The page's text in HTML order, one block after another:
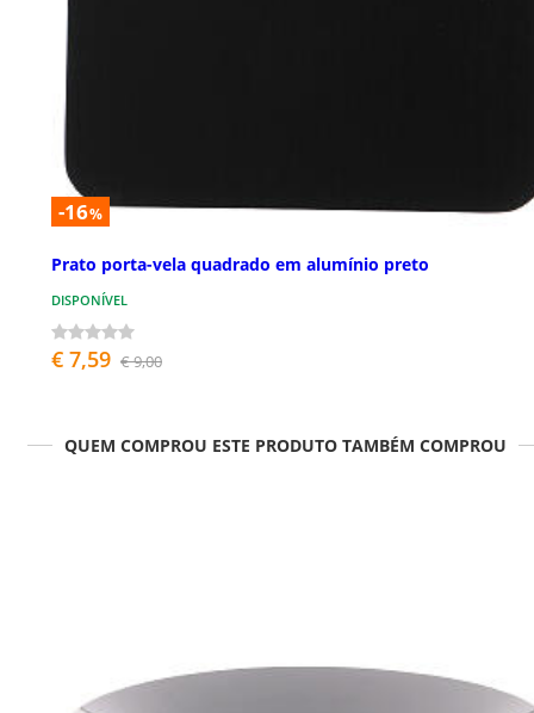
-16%
Prato porta-vela quadrado em alumínio preto
DISPONÍVEL
€ 7,59 € 9,00
QUEM COMPROU ESTE PRODUTO TAMBÉM COMPROU